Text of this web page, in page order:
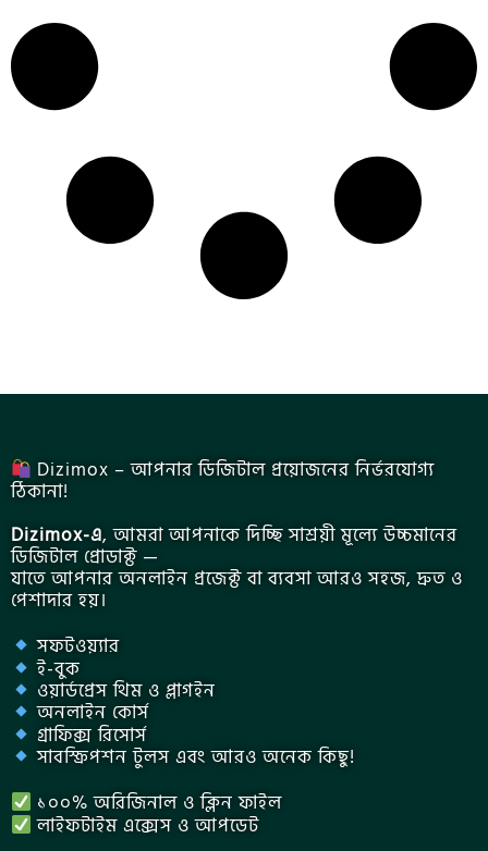
Dizimox – আপনার ডিজিটাল প্রয়োজনের নির্ভরযোগ্য
ঠিকানা!
Dizimox-এ, আমরা আপনাকে দিচ্ছি সাশ্রয়ী মূল্যে উচ্চমানের
ডিজিটাল প্রোডাক্ট —
যাতে আপনার অনলাইন প্রজেক্ট বা ব্যবসা আরও সহজ, দ্রুত ও
পেশাদার হয়।
সফটওয়্যার
ই-বুক
ওয়ার্ডপ্রেস থিম ও প্লাগইন
অনলাইন কোর্স
গ্রাফিক্স রিসোর্স
সাবস্ক্রিপশন টুলস এবং আরও অনেক কিছু!
১০০% অরিজিনাল ও ক্লিন ফাইল
লাইফটাইম এক্সেস ও আপডেট